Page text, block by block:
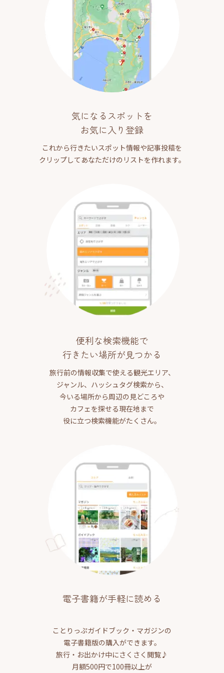
気になるスポットを
お気に入り登録
これから行きたいスポット情報や記事投稿を
クリップしてあなただけのリストを作れます。
便利な検索機能で
行きたい場所が見つかる
旅行前の情報収集で使える観光エリア、
ジャンル、ハッシュタグ検索から、
今いる場所から周辺の見どころや
カフェを探せる現在地まで
役に立つ検索機能がたくさん。
電子書籍が手軽に読める
ことりっぷガイドブック・マガジンの
電子書籍版の購入ができます。
旅行・お出かけ中にさくさく閲覧♪
月額500円で100冊以上が